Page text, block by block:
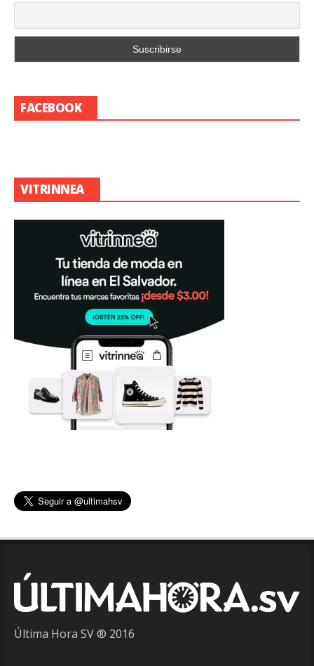
FACEBOOK
VITRINNEA
Última Hora SV ® 2016